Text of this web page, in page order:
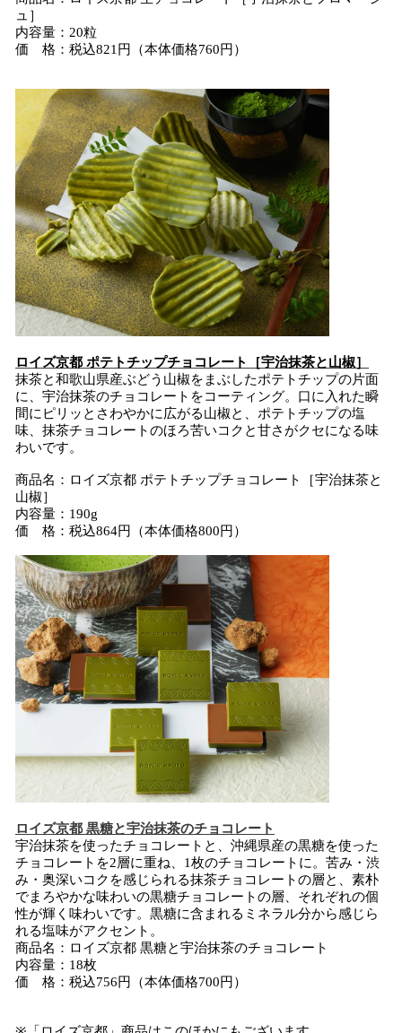
ュ］
内容量：20粒
価 格：税込821円（本体価格760円）
ロイズ京都 ポテトチップチョコレート［宇治抹茶と山椒］
抹茶と和歌山県産ぶどう山椒をまぶしたポテトチップの片面
に、宇治抹茶のチョコレートをコーティング。口に入れた瞬
間にピリッとさわやかに広がる山椒と、ポテトチップの塩
味、抹茶チョコレートのほろ苦いコクと甘さがクセになる味
わいです。
商品名：ロイズ京都 ポテトチップチョコレート［宇治抹茶と
山椒］
内容量：190g
価 格：税込864円（本体価格800円）
ロイズ京都 黒糖と宇治抹茶のチョコレート
宇治抹茶を使ったチョコレートと、沖縄県産の黒糖を使った
チョコレートを2層に重ね、1枚のチョコレートに。苦み・渋
み・奥深いコクを感じられる抹茶チョコレートの層と、素朴
でまろやかな味わいの黒糖チョコレートの層、それぞれの個
性が輝く味わいです。黒糖に含まれるミネラル分から感じら
れる塩味がアクセント。
商品名：ロイズ京都 黒糖と宇治抹茶のチョコレート
内容量：18枚
価 格：税込756円（本体価格700円）